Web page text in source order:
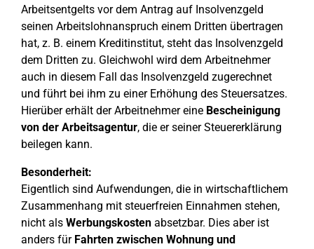
Arbeitsentgelts vor dem Antrag auf Insolvenzgeld
seinen Arbeitslohnanspruch einem Dritten übertragen
hat, z. B. einem Kreditinstitut, steht das Insolvenzgeld
dem Dritten zu. Gleichwohl wird dem Arbeitnehmer
auch in diesem Fall das Insolvenzgeld zugerechnet
und führt bei ihm zu einer Erhöhung des Steuersatzes.
Hierüber erhält der Arbeitnehmer eine Bescheinigung
von der Arbeitsagentur, die er seiner Steuererklärung
beilegen kann.
Besonderheit:
Eigentlich sind Aufwendungen, die in wirtschaftlichem
Zusammenhang mit steuerfreien Einnahmen stehen,
nicht als Werbungskosten absetzbar. Dies aber ist
anders für Fahrten zwischen Wohnung und